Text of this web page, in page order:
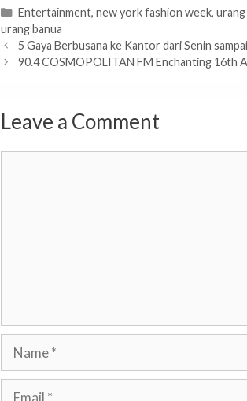
Categories
Entertainment, new york fashion week, urang
urang banua
5 Gaya Berbusana ke Kantor dari Senin
90.4 COSMOPOLITAN FM Enchanting 16th
Leave a Comment
Name
Email